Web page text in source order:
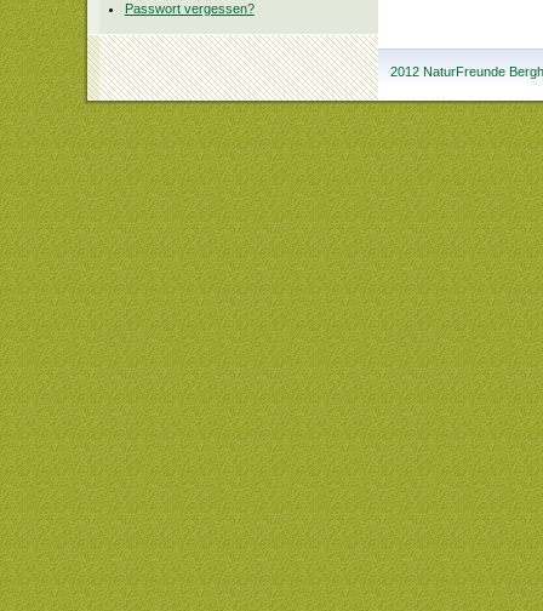
Passwort vergessen?
2012 NaturFreunde